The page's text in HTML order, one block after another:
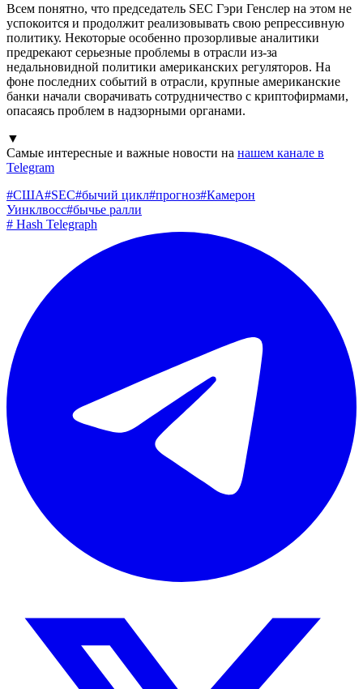
Всем понятно, что председатель SEC Гэри Генслер на этом не
успокоится и продолжит реализовывать свою репрессивную
политику. Некоторые особенно прозорливые аналитики
предрекают серьезные проблемы в отрасли из-за
недальновидной политики американских регуляторов. На
фоне последних событий в отрасли, крупные американские
банки начали сворачивать сотрудничество с криптофирмами,
опасаясь проблем в надзорными органами.
▼
Самые интересные и важные новости на нашем канале в
Telegram
#США#SEC#бычий цикл#прогноз#Камерон
Уинклвосс#бычье ралли
# Hash Telegraph